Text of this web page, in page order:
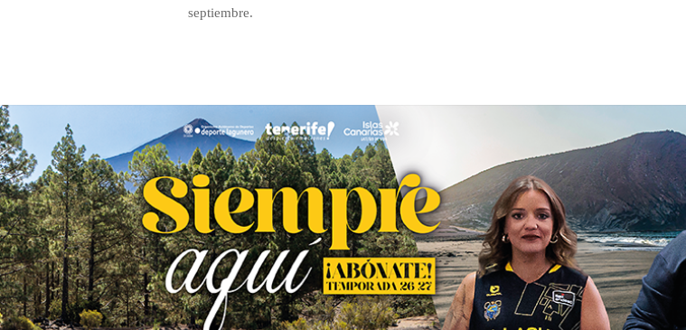
septiembre.